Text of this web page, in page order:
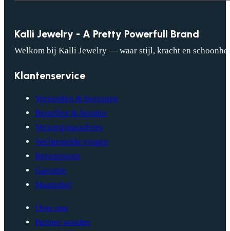
Kalli Jewelry - A Pretty Powerfull Brand
Welkom bij Kalli Jewelry — waar stijl, kracht en
Klantenservice
Verzenden & bezorgen
Bestellen & betalen
Verzorgingsadvies
Veelgestelde vragen
Retourneren
Garantie
Maattabel
Over ons
Partner worden